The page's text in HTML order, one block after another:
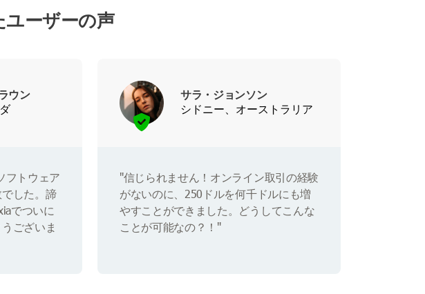
ユーザーの声
ウン
フトウェア
した。諦
でついに
ございま
サラ・ジョンソン
シドニー、オーストラリア
"信じられません！オンライン取引の経験
がないのに、250ドルを何千ドルにも増
やすことができました。どうしてこんな
ことが可能なの？！"